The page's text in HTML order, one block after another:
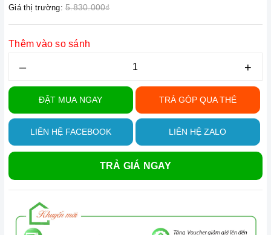
Giá thị trường: 5.830.000₫
Thêm vào so sánh
– +
ĐẶT MUA NGAY TRẢ GÓP QUA THẺ
LIÊN HỆ FACEBOOK LIÊN HỆ ZALO
TRẢ GIÁ NGAY